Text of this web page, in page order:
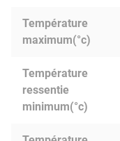
Température
maximum(°c)
Température
ressentie
minimum(°c)